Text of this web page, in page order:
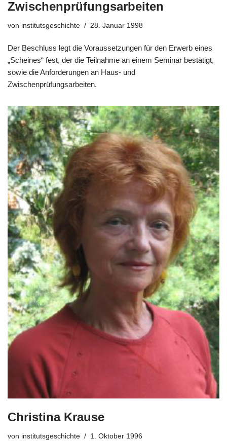
Zwischenprüfungsarbeiten
von institutsgeschichte 28. Januar 1998
Der Beschluss legt die Voraussetzungen für den Erwerb eines
„Scheines“ fest, der die Teilnahme an einem Seminar bestätigt,
sowie die Anforderungen an Haus- und
Zwischenprüfungsarbeiten.
Christina Krause
von institutsgeschichte 1. Oktober 1996